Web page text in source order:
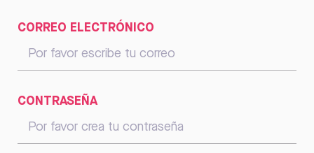
CORREO ELECTRÓNICO
CONTRASEÑA